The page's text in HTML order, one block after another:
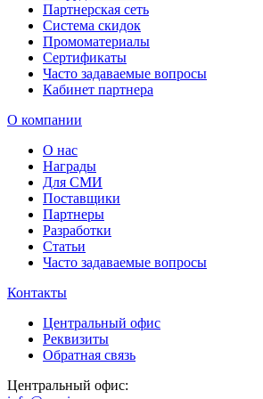
Партнерская сеть
Система скидок
Промоматериалы
Сертификаты
Часто задаваемые вопросы
Кабинет партнера
О компании
О нас
Награды
Для СМИ
Поставщики
Партнеры
Разработки
Статьи
Часто задаваемые вопросы
Контакты
Центральный офис
Реквизиты
Обратная связь
Центральный офис: